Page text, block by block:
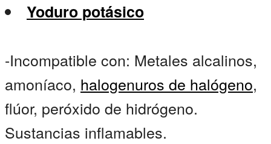
Yoduro potásico
-Incompatible con: Metales alcalinos,
amoníaco, halogenuros de halógeno,
flúor, peróxido de hidrógeno.
Sustancias inflamables.